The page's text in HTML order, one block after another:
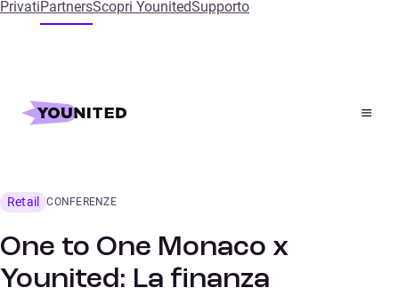
PrivatiPartnersScopri YounitedSupporto
Home
References
One to One Monaco x Younited: La finanza integrata:
One to One Monaco x
Younited: La finanza
Retail CONFERENZE